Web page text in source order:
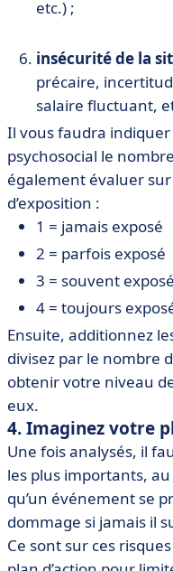
etc.) ;
insécurité de la
précaire,
salaire fluctuant,
Il vous faudra
psychosocial le
également évaluer
d’exposition :
1 = jamais exposé
2 = parfois exposé
3 = souvent exposé
4 = toujours
Ensuite, additionnez
divisez par le nombre
obtenir votre niveau
eux.
4. Imaginez votre
Une fois analysés, il
les plus importants,
qu’un événement se
dommage si jamais il
Ce sont sur ces